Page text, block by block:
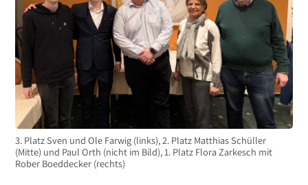
3. Platz Sven und Ole Farwig (links), 2. Platz Matthias Schüller
(Mitte) und Paul Orth (nicht im Bild), 1. Platz Flora Zarkesch mit
Rober Boeddecker (rechts)